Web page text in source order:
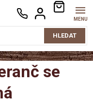
HLEDAT
NÁKUPNÍ
KOŠÍK
se